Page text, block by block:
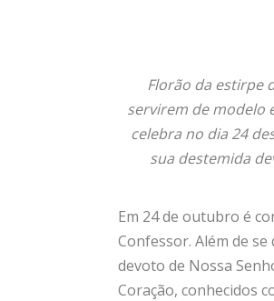
Florão da estirpe
servirem de modelo
celebra no dia 24
sua destemida
Em 24 de outubro é
Confessor. Além de
devoto de Nossa
Coração, conhecidos